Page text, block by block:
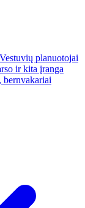
Vestuvių planuotojai
ir kita įranga
bernvakariai